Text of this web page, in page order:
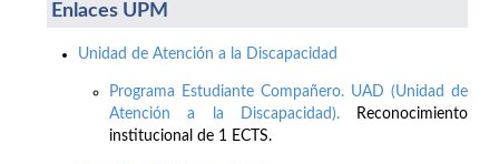
Enlaces UPM
Unidad de Atención a la Discapacidad
Programa Estudiante Compañero. UAD (Unidad de
Atención a la Discapacidad).Reconocimiento
institucional de 1 ECTS.